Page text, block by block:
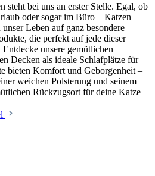
steht bei uns an erster Stelle. Egal, ob
oder sogar im Büro – Katzen
Leben auf ganz besondere
die perfekt auf jede dieser
unsere gemütlichen
Decken als ideale Schlafplätze für
bieten Komfort und Geborgenheit –
weichen Polsterung und seinem
Rückzugsort für deine Katze